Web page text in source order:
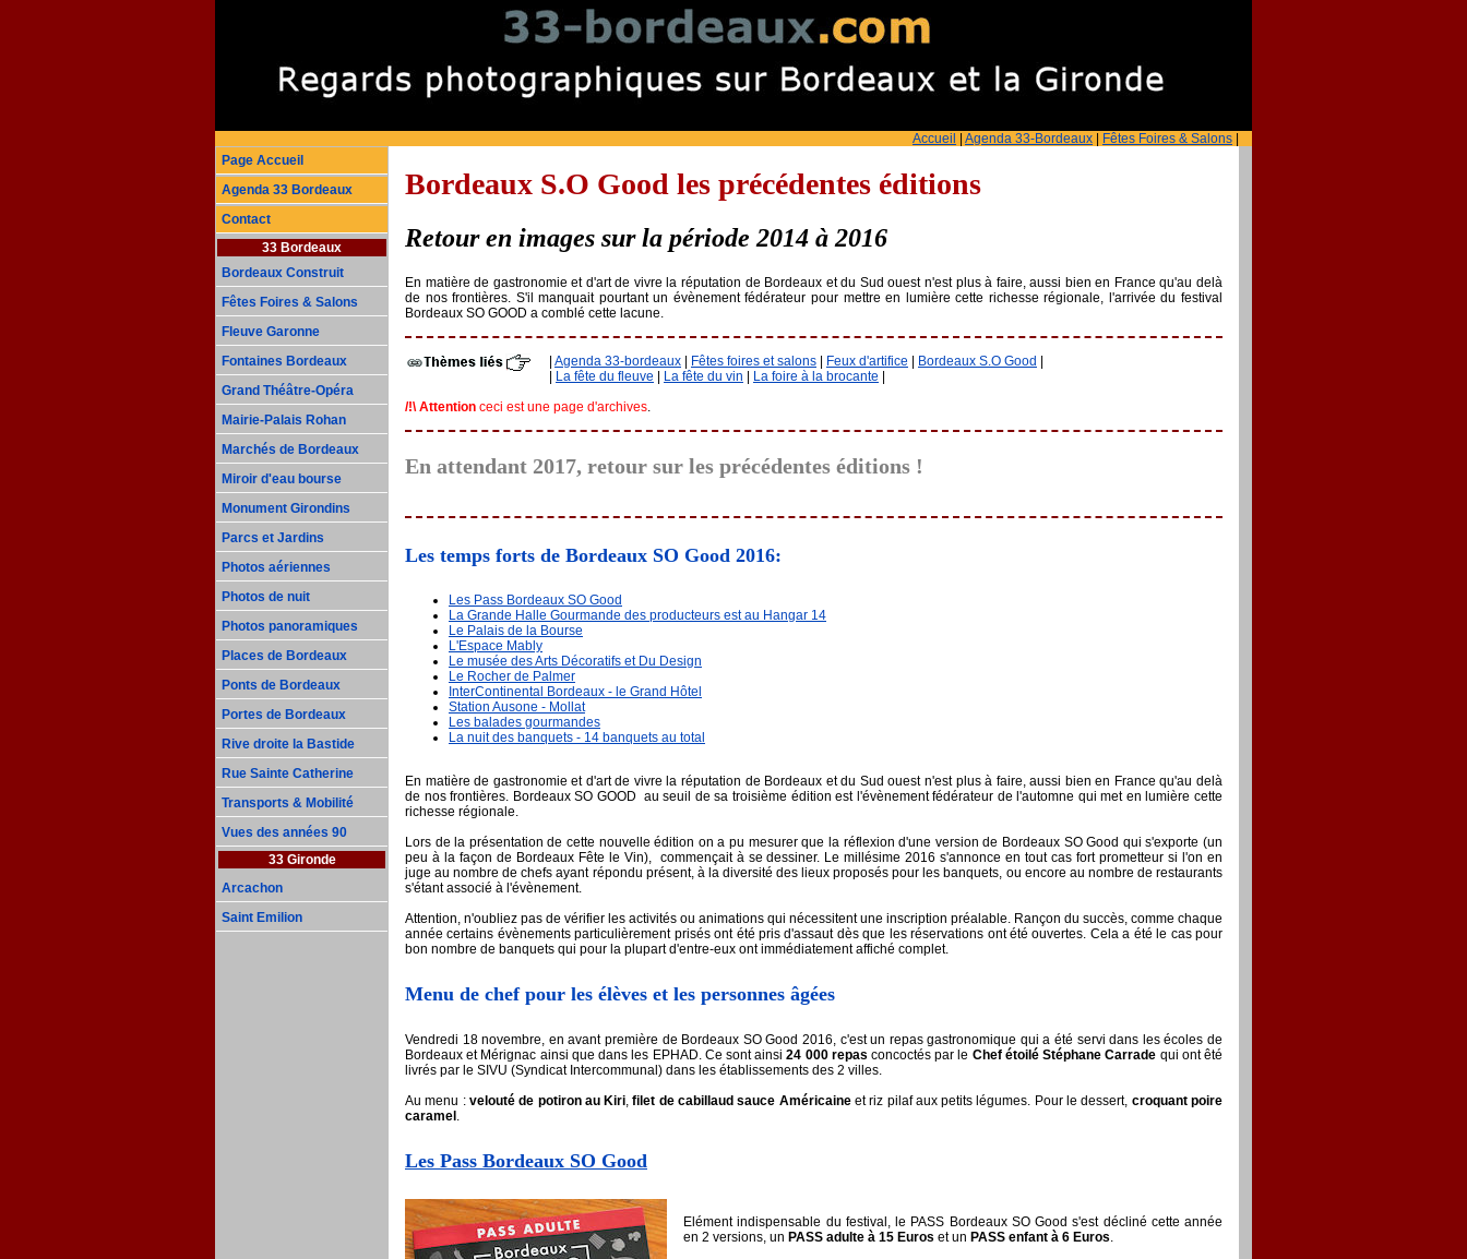
Accueil Agenda 33-Bordeaux Fêtes Foires & Salons
Page Accueil
Agenda 33 Bordeaux
Contact
33 Bordeaux
Bordeaux Construit
Fêtes Foires & Salons
Fleuve Garonne
Fontaines Bordeaux
Grand Théâtre-Opéra
Mairie-Palais Rohan
Marchés de Bordeaux
Miroir d'eau bourse
Monument Girondins
Parcs et Jardins
Photos aériennes
Photos de nuit
Photos panoramiques
Places de Bordeaux
Ponts de Bordeaux
Portes de Bordeaux
Rive droite la Bastide
Rue Sainte Catherine
Transports & Mobilité
Vues des années 90
33 Gironde
Arcachon
Saint Emilion
Bordeaux S.O Good les précédentes éditions
Retour en images sur la période 2014 à 2016
En matière de gastronomie et d'art de vivre la réputation de Bordeaux et du Sud ouest n'est plus à faire, aussi bien en France qu'au delà
de nos frontières. S'il manquait pourtant un évènement fédérateur pour mettre en lumière cette richesse régionale, l'arrivée du festival
Bordeaux SO GOOD a comblé cette lacune.
| Agenda 33-bordeaux | Fêtes foires et salons | Feux d'artifice | Bordeaux S.O Good |
| La fête du fleuve | La fête du vin | La foire à la brocante |
/!\ Attention ceci est une page d'archives
En attendant 2017, retour sur les précédentes éditions !
Les temps forts de Bordeaux SO Good 2016:
Les Pass Bordeaux SO Good
La Grande Halle Gourmande des producteurs est au Hangar 14
Le Palais de la Bourse
L'Espace Mably
Le musée des Arts Décoratifs et Du Design
Le Rocher de Palmer
InterContinental Bordeaux - le Grand Hôtel
Station Ausone - Mollat
Les balades gourmandes
La nuit des banquets - 14 banquets au total
En matière de gastronomie et d'art de vivre la réputation de Bordeaux et du Sud ouest n'est plus à faire, aussi bien en France qu'au delà
de nos frontières. Bordeaux SO GOOD au seuil de sa troisième édition est l'évènement fédérateur de l'automne qui met en lumière cette
richesse régionale.
Lors de la présentation de cette nouvelle édition on a pu mesurer que la réflexion d'une version de Bordeaux SO Good qui s'exporte (un
peu à la façon de Bordeaux Fête le Vin), commençait à se dessiner. Le millésime 2016 s'annonce en tout cas fort prometteur si l'on en
juge au nombre de chefs ayant répondu présent, à la diversité des lieux proposés pour les banquets, ou encore au nombre de restaurants
s'étant associé à l'évènement.
Attention, n'oubliez pas de vérifier les activités ou animations qui nécessitent une inscription préalable. Rançon du succès, comme chaque
année certains évènements particulièrement prisés ont été pris d'assaut dès que les réservations ont été ouvertes. Cela a été le cas pour
bon nombre de banquets qui pour la plupart d'entre-eux ont immédiatement affiché complet.
Menu de chef pour les élèves et les personnes âgées
Vendredi 18 novembre, en avant première de Bordeaux SO Good 2016, c'est un repas gastronomique qui a été servi dans les écoles de
Bordeaux et Mérignac ainsi que dans les EPHAD. Ce sont ainsi24 000 repas concoctés par le Chef étoilé Stéphane Carrade qui ont êté
livrés par le SIVU (Syndicat Intercommunal) dans les établissements des 2 villes.
Au menu : velouté de potiron au Kiri,filet de cabillaud sauce Américaineet riz pilaf aux petits légumes. Pour le dessert, croquant poire
caramel .
Les Pass Bordeaux SO Good
Elément indispensable du festival, le PASS Bordeaux SO Good s'est décliné cette année
en 2 versions, un PASS adulte à 15 Euros et un PASS enfant à 6 Euros.